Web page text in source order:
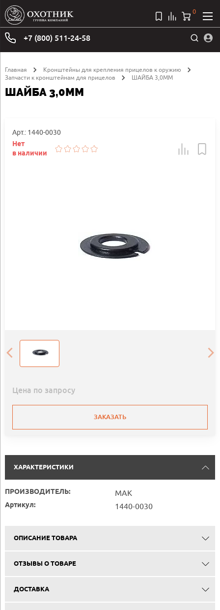
+7 (800) 511-24-58
0
Главная
Кронштейны для крепления прицелов к оружию
Запчасти к кронштейнам для прицелов
ШАЙБА 3,0ММ
ШАЙБА 3,0ММ
Арт.: 1440-0030
Нет
в наличии
Цена по запросу
ЗАКАЗАТЬ
ХАРАКТЕРИСТИКИ
ПРОИЗВОДИТЕЛЬ: MAK
Артикул: 1440-0030
ОПИСАНИЕ ТОВАРА
ОТЗЫВЫ О ТОВАРЕ
ДОСТАВКА